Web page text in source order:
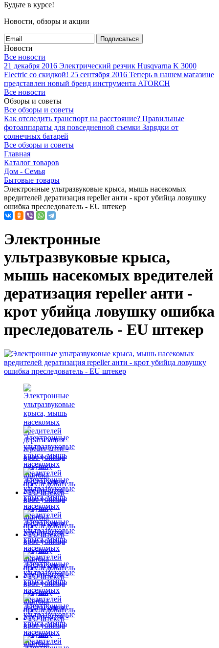
Будьте в курсе!
Новости, обзоры и акции
Подписаться
Новости
Все новости
21 декабря 2016 Электрический резчик Husqvarna K 3000
Electric со скидкой! 25 сентября 2016 Теперь в нашем магазине
представлен новый бренд инструмента ATORCH
Все новости
Обзоры и советы
Все обзоры и советы
Как отследить транспорт на расстояние? Правильные
фотоаппараты для повседневной съемки Зарядки от
солнечных батарей
Все обзоры и советы
Главная
Каталог товаров
Дом - Семья
Бытовые товары
Электронные ультразвуковые крыса, мышь насекомых
вредителей дератизация repeller анти - крот убийца ловушку
ошибка преследователь - EU штекер
Электронные
ультразвуковые крыса,
мышь насекомых вредителей
дератизация repeller анти -
крот убийца ловушку ошибка
преследователь - EU штекер